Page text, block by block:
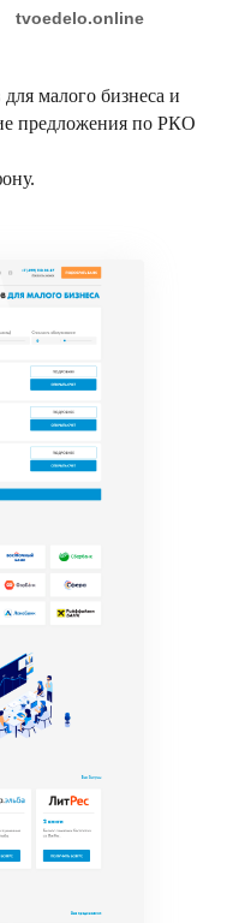
tvoedelo.online
малого бизнеса и
предложения по РКО